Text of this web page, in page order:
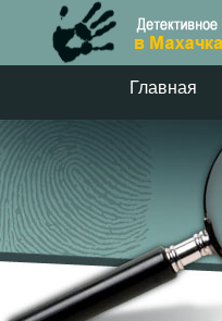
Главная